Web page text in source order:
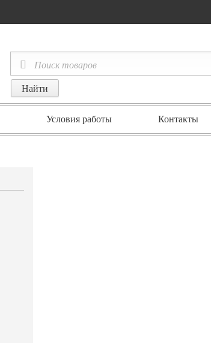
Условия работы Контакты